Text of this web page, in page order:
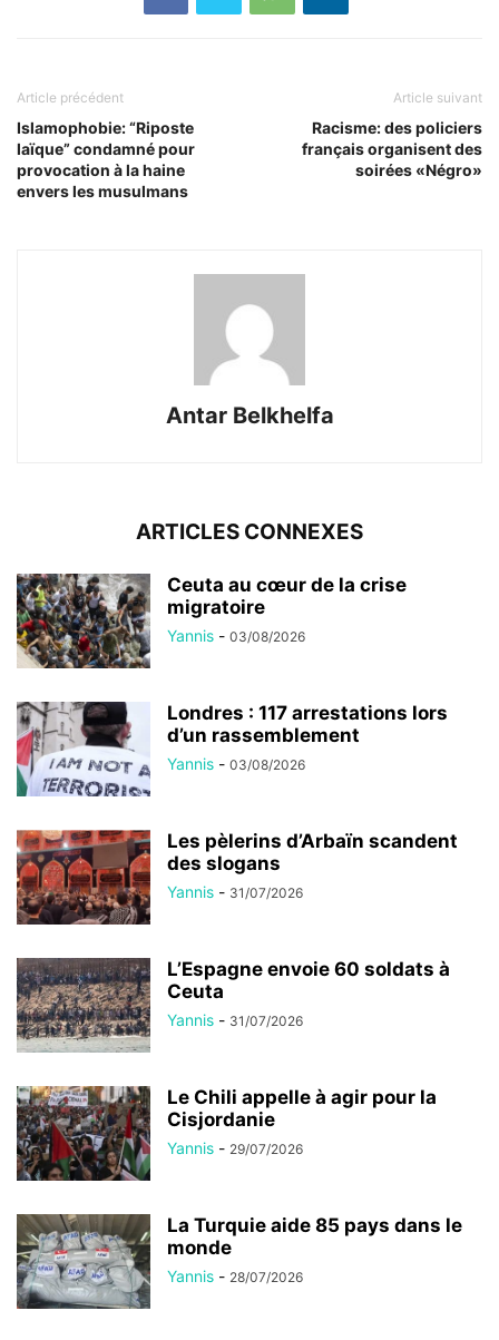
Article précédent
Islamophobie: “Riposte
laïque” condamné pour
provocation à la haine
envers les musulmans
Article suivant
Racisme: des policiers
français organisent des
soirées «Négro»
Antar Belkhelfa
ARTICLES CONNEXES
Ceuta au cœur de la crise
migratoire
Yannis - 03/08/2026
Londres : 117 arrestations lors
d’un rassemblement
Yannis - 03/08/2026
Les pèlerins d’Arbaïn scandent
des slogans
Yannis - 31/07/2026
L’Espagne envoie 60 soldats à
Ceuta
Yannis - 31/07/2026
Le Chili appelle à agir pour la
Cisjordanie
Yannis - 29/07/2026
La Turquie aide 85 pays dans le
monde
Yannis - 28/07/2026